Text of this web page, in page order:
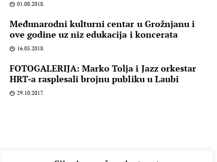
01.08.2018.
Međunarodni kulturni centar u Grožnjanu i
ove godine uz niz edukacija i koncerata
16.05.2018.
FOTOGALERIJA: Marko Tolja i Jazz orkestar
HRT-a rasplesali brojnu publiku u Laubi
29.10.2017.